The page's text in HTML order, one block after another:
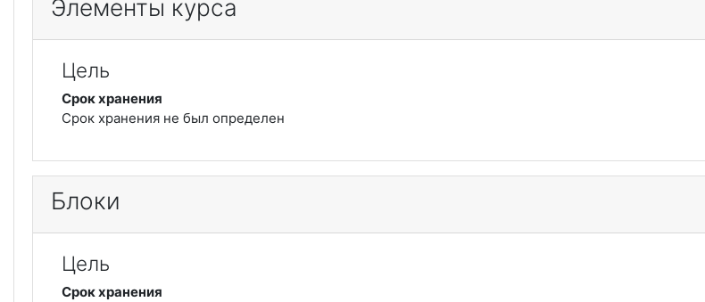
Элементы курса
Цель
Срок хранения
Срок хранения не был определен
Блоки
Цель
Срок хранения